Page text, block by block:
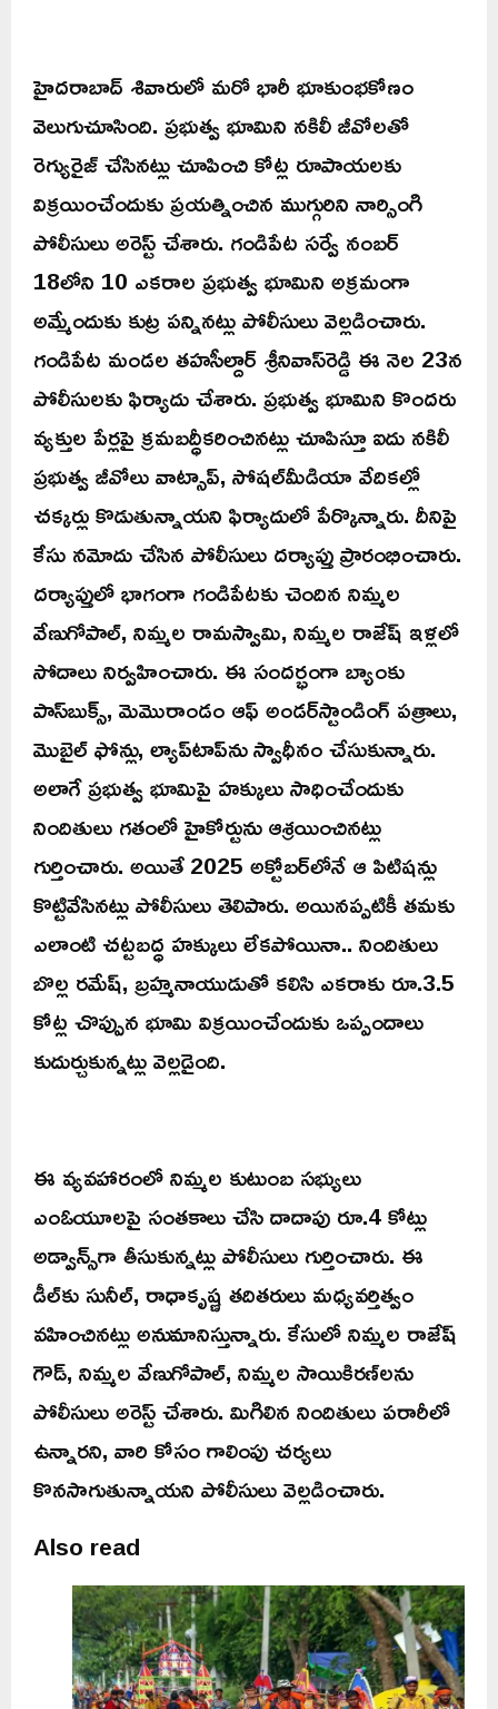
హైదరాబాద్‌ శివారులో మరో భారీ భూకుంభకోణం
వెలుగుచూసింది. ప్రభుత్వ భూమిని నకిలీ జీవోలతో
రెగ్యురైజ్ చేసినట్లు చూపించి కోట్ల రూపాయలకు
విక్రయించేందుకు ప్రయత్నించిన ముగ్గురిని నార్సింగి
పోలీసులు అరెస్ట్‌ చేశారు. గండిపేట సర్వే నంబర్‌
18లోని 10 ఎకరాల ప్రభుత్వ భూమిని అక్రమంగా
అమ్మేందుకు కుట్ర పన్నినట్లు పోలీసులు వెల్లడించారు.
గండిపేట మండల తహసీల్దార్‌ శ్రీనివాస్‌రెడ్డి ఈ నెల 23న
పోలీసులకు ఫిర్యాదు చేశారు. ప్రభుత్వ భూమిని కొందరు
వ్యక్తుల పేర్లపై క్రమబద్ధీకరించినట్లు చూపిస్తూ ఐదు నకిలీ
ప్రభుత్వ జీవోలు వాట్సాప్‌, సోషల్‌మీడియా వేదికల్లో
చక్కర్లు కొడుతున్నాయని ఫిర్యాదులో పేర్కొన్నారు. దీనిపై
కేసు నమోదు చేసిన పోలీసులు దర్యాప్తు ప్రారంభించారు.
దర్యాప్తులో భాగంగా గండిపేటకు చెందిన నిమ్మల
వేణుగోపాల్‌, నిమ్మల రామస్వామి, నిమ్మల రాజేష్‌ ఇళ్లలో
సోదాలు నిర్వహించారు. ఈ సందర్భంగా బ్యాంకు
పాస్‌బుక్స్‌, మెమొరాండం ఆఫ్‌ అండర్‌స్టాండింగ్‌ పత్రాలు,
మొబైల్‌ ఫోన్లు, ల్యాప్‌టాప్‌ను స్వాధీనం చేసుకున్నారు.
అలాగే ప్రభుత్వ భూమిపై హక్కులు సాధించేందుకు
నిందితులు గతంలో హైకోర్టును ఆశ్రయించినట్లు
గుర్తించారు. అయితే 2025 అక్టోబర్‌లోనే ఆ పిటిషన్లు
కొట్టివేసినట్లు పోలీసులు తెలిపారు. అయినప్పటికీ తమకు
ఎలాంటి చట్టబద్ధ హక్కులు లేకపోయినా.. నిందితులు
బొల్ల రమేష్‌, బ్రహ్మనాయుడుతో కలిసి ఎకరాకు రూ.3.5
కోట్ల చొప్పున భూమి విక్రయించేందుకు ఒప్పందాలు
కుదుర్చుకున్నట్లు వెల్లడైంది.
ఈ వ్యవహారంలో నిమ్మల కుటుంబ సభ్యులు
ఎంఓయూలపై సంతకాలు చేసి దాదాపు రూ.4 కోట్లు
అడ్వాన్స్‌గా తీసుకున్నట్లు పోలీసులు గుర్తించారు. ఈ
డీల్‌కు సునీల్‌, రాధాకృష్ణ తదితరులు మధ్యవర్తిత్వం
వహించినట్లు అనుమానిస్తున్నారు. కేసులో నిమ్మల రాజేష్‌
గౌడ్‌, నిమ్మల వేణుగోపాల్‌, నిమ్మల సాయికిరణ్‌లను
పోలీసులు అరెస్ట్‌ చేశారు. మిగిలిన నిందితులు పరారీలో
ఉన్నారని, వారి కోసం గాలింపు చర్యలు
కొనసాగుతున్నాయని పోలీసులు వెల్లడించారు.
Also read